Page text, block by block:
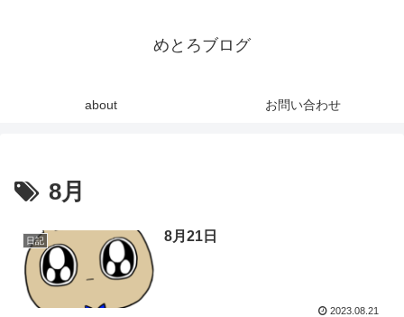
めとろブログ
about お問い合わせ
8月
日記 8月21日
2023.08.21